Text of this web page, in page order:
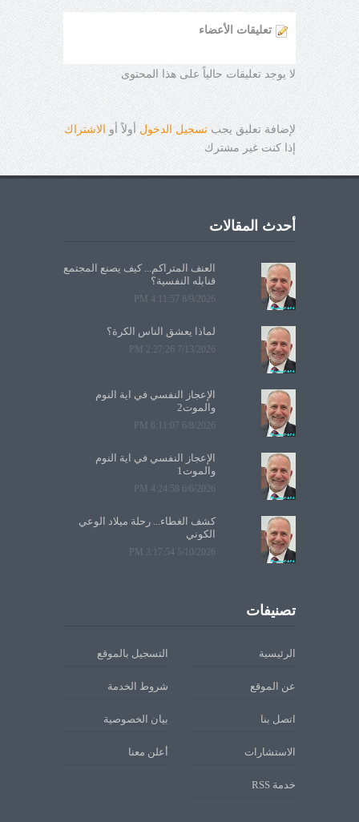
تعليقات الأعضاء
لا يوجد تعليقات حالياً على هذا المحتوى
لإضافة تعليق يجب تسجيل الدخول أولاً أو
الاشتراك
إذا كنت غير مشترك
أحدث المقالات
العنف المتراكم... كيف يصنع المجتمع
قنابله النفسية؟
8/9/2026 4:11:57 PM
لماذا يعشق الناس الكرة؟
7/13/2026 2:27:26 PM
الإعجاز النفسي في آية النوم
والموت2
6/8/2026 6:11:07 PM
الإعجاز النفسي في آية النوم
والموت1
6/6/2026 4:24:58 PM
كشف الغطاء... رحلة ميلاد الوعي
الكوني
5/10/2026 3:17:54 PM
تصنيفات
الرئيسية التسجيل بالموقع
عن الموقع شروط الخدمة
اتصل بنا بيان الخصوصية
الاستشارات أعلن معنا
خدمة RSS